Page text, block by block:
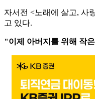
자서전 <노래에 살고, 사
고 있다.
"이제 아버지를 위해 작